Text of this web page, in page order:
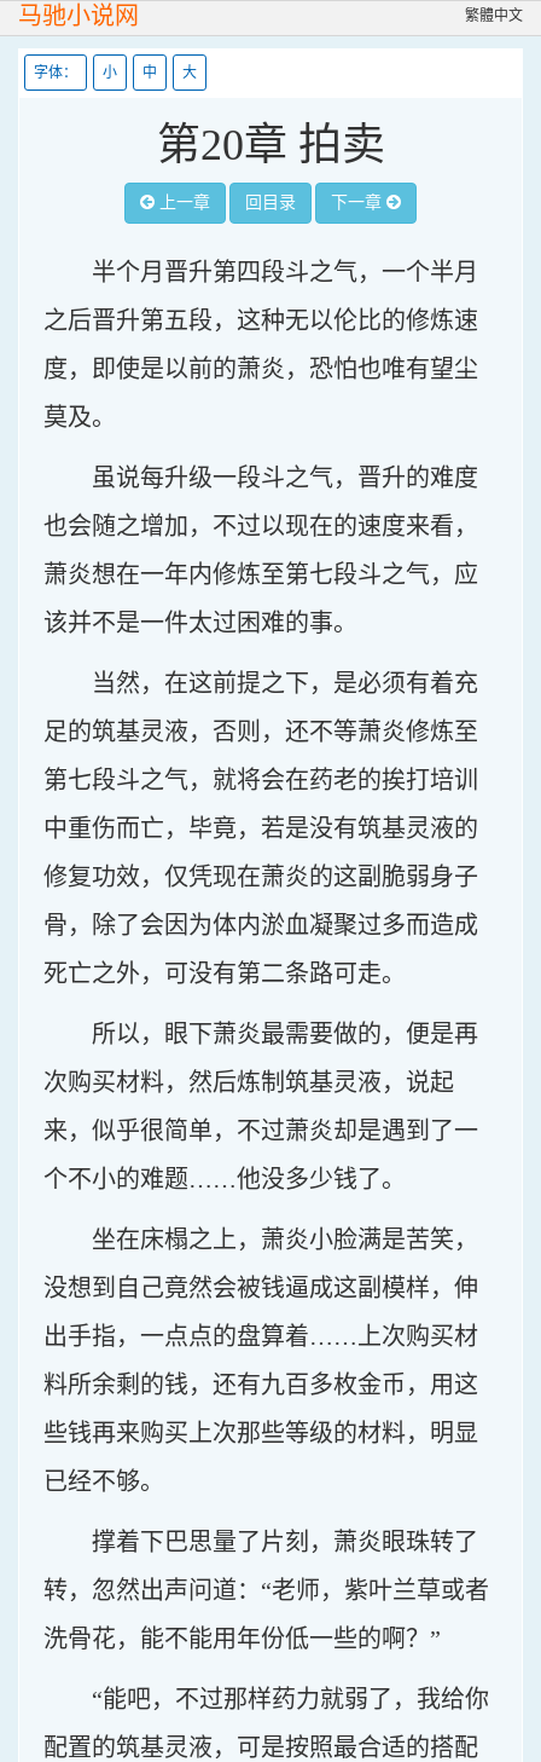
马驰小说网 繁體中文
字体： 小 中 大
第20章 拍卖
上一章 回目录 下一章
半个月晋升第四段斗之气，一个半月
之后晋升第五段，这种无以伦比的修炼速
度，即使是以前的萧炎，恐怕也唯有望尘
莫及。
虽说每升级一段斗之气，晋升的难度
也会随之增加，不过以现在的速度来看，
萧炎想在一年内修炼至第七段斗之气，应
该并不是一件太过困难的事。
当然，在这前提之下，是必须有着充
足的筑基灵液，否则，还不等萧炎修炼至
第七段斗之气，就将会在药老的挨打培训
中重伤而亡，毕竟，若是没有筑基灵液的
修复功效，仅凭现在萧炎的这副脆弱身子
骨，除了会因为体内淤血凝聚过多而造成
死亡之外，可没有第二条路可走。
所以，眼下萧炎最需要做的，便是再
次购买材料，然后炼制筑基灵液，说起
来，似乎很简单，不过萧炎却是遇到了一
个不小的难题……他没多少钱了。
坐在床榻之上，萧炎小脸满是苦笑，
没想到自己竟然会被钱逼成这副模样，伸
出手指，一点点的盘算着……上次购买材
料所余剩的钱，还有九百多枚金币，用这
些钱再来购买上次那些等级的材料，明显
已经不够。
撑着下巴思量了片刻，萧炎眼珠转了
转，忽然出声问道：“老师，紫叶兰草或者
洗骨花，能不能用年份低一些的啊？”
“能吧，不过那样药力就弱了，我给你
配置的筑基灵液，可是按照最合适的搭配